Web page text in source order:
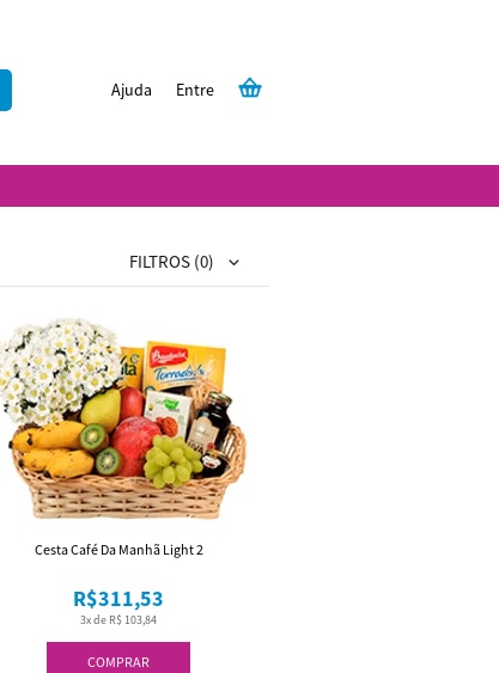
Entre
Ajuda
FILTROS (0)
COMPRAR
3x de R$ 103,84
R$311,53
Cesta Café Da Manhã Light 2